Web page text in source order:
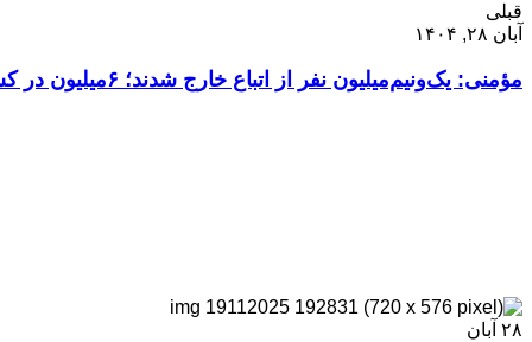
قبلی
آبان ۲۸, ۱۴۰۴
مؤمنی: یک‌ونیم‌میلیون نفر از اتباع خارج شدند؛ ۶میلیون در کشور هستند
۲۸ آبان